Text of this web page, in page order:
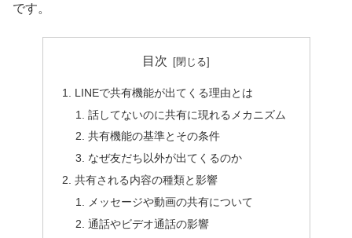
です。
目次
LINEで共有機能が出てくる理由とは
話してないのに共有に現れるメカニズム
共有機能の基準とその条件
なぜ友だち以外が出てくるのか
共有される内容の種類と影響
メッセージや動画の共有について
通話やビデオ通話の影響